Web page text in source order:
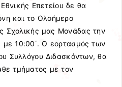
Επετείου δε θα
και το Ολοήμερο
Σχολικής μας Μονάδας την
με 10:00΄. Ο εορτασμός των
Συλλόγου Διδασκόντων, θα
τμήματος με τον